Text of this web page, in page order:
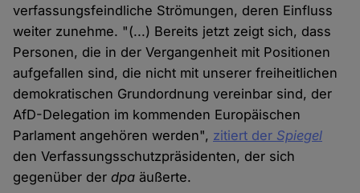
verfassungsfeindliche Strömungen, deren Einfluss
weiter zunehme. "(...) Bereits jetzt zeigt sich, dass
Personen, die in der Vergangenheit mit Positionen
aufgefallen sind, die nicht mit unserer freiheitlichen
demokratischen Grundordnung vereinbar sind, der
AfD-Delegation im kommenden Europäischen
Parlament angehören werden", zitiert der Spiegel
den Verfassungsschutzpräsidenten, der sich
gegenüber derdpa äußerte.